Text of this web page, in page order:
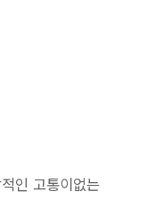
인 고통이없는